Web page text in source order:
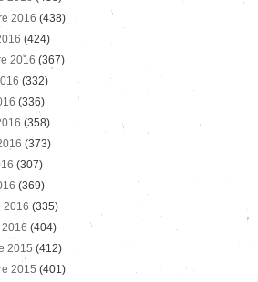
2016 (438)
(424)
2016 (367)
(332)
(336)
(358)
(373)
(307)
(369)
2016 (335)
(404)
2015 (412)
2015 (401)